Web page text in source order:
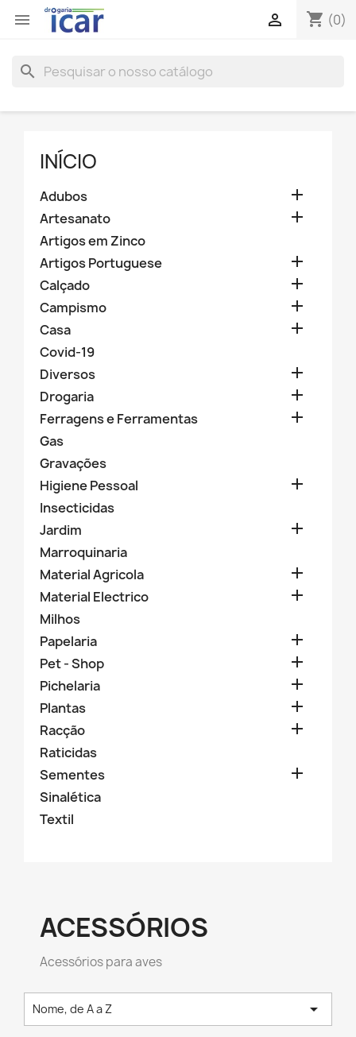
 shopping_cart (0)

search
INÍCIO
Adubos 
Artesanato 
Artigos em Zinco
Artigos Portuguese

Calçado 
Campismo 
Casa 
Covid-19
Diversos

Drogaria 
Ferragens e Ferramentas 
Gas
Gravações
Higiene Pessoal

Insecticidas
Jardim

Marroquinaria
Material Agricola

Material Electrico 
Milhos
Papelaria

Pet - Shop 
Pichelaria 
Plantas 
Racção 
Raticidas
Sementes

Sinalética
Textil
ACESSÓRIOS
Acessórios para aves
Nome, de A a Z 